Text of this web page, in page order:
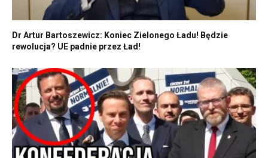
Dr Artur Bartoszewicz: Koniec Zielonego Ładu! Będzie
rewolucja? UE padnie przez Ład!